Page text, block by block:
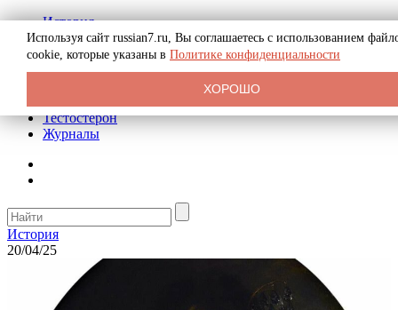
История
Биография
Криминал
Реклама на сайте
Тестостерон
Журналы
История
20/04/25
Используя сайт russian7.ru, Вы соглашаетесь с использованием
cookie, которые указаны в Политике конфиденциальности
ХОРОШО